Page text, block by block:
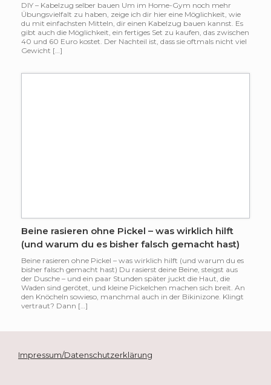
DIY – Kabelzug selber bauen Um im Home-Gym noch mehr
Übungsvielfalt zu haben, zeige ich dir hier eine Möglichkeit, wie
du mit einfachsten Mitteln, dir einen Kabelzug bauen kannst. Es
gibt auch die Möglichkeit, ein fertiges Set zu kaufen, das zwischen
40 und 60 Euro kostet. Der Nachteil ist, dass sie oftmals nicht viel
Gewicht […]
Beine rasieren ohne Pickel – was wirklich hilft
(und warum du es bisher falsch gemacht hast)
Beine rasieren ohne Pickel – was wirklich hilft (und warum du es
bisher falsch gemacht hast) Du rasierst deine Beine, steigst aus
der Dusche – und ein paar Stunden später juckt die Haut, die
Waden sind gerötet, und kleine Pickelchen machen sich breit. An
den Knöcheln sowieso, manchmal auch in der Bikinizone. Klingt
vertraut? Dann […]
Impressum/Datenschutzerklärung